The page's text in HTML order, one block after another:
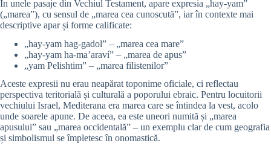
În unele pasaje din Vechiul Testament, apare expresia „hay-yam”
(„marea”), cu sensul de „marea cea cunoscută”, iar în contexte mai
descriptive apar și forme calificate:
„hay-yam hag-gadol” – „marea cea mare”
„hay-yam ha-ma’araví” – „marea de apus”
„yam Pelishtim” – „marea filistenilor”
Aceste expresii nu erau neapărat toponime oficiale, ci reflectau
perspectiva teritorială și culturală a poporului ebraic. Pentru locuitorii
vechiului Israel, Mediterana era marea care se întindea la vest, acolo
unde soarele apune. De aceea, ea este uneori numită și „marea
apusului” sau „marea occidentală” – un exemplu clar de cum geografia
și simbolismul se împletesc în onomastică.